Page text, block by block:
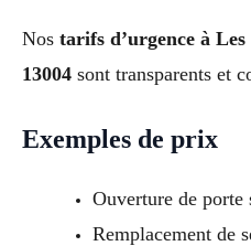
Nos tarifs d’urgence à
13004 sont transparents et
Exemples de prix
Ouverture de porte
Remplacement de